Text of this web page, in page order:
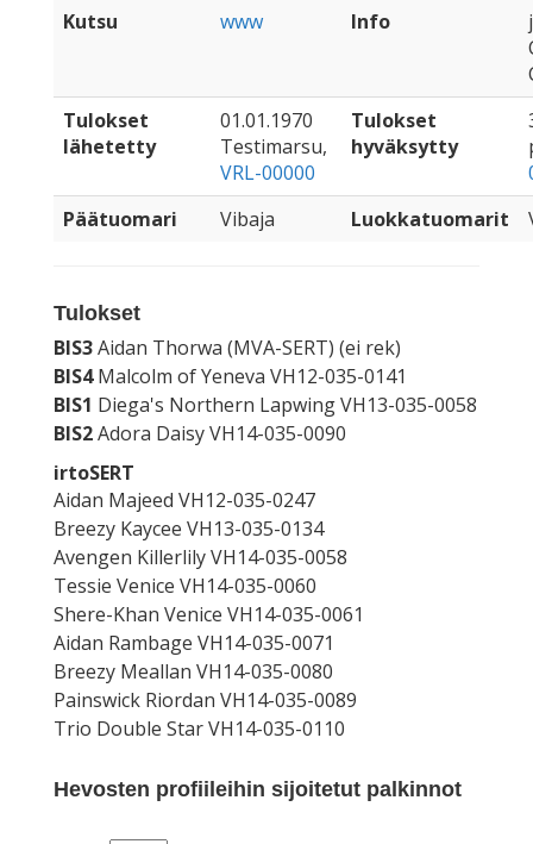
Kutsu www Info
Tulokset
lähetetty
01.01.1970
Testimarsu,
VRL-00000
Tulokset
hyväksytty
Päätuomari
Vibaja Luokkatuomarit
Tulokset
BIS3Aidan Thorwa (MVA-SERT) (ei rek)
BIS4Malcolm of Yeneva VH12-035-0141
BIS1 Diega's Northern Lapwing VH13-035-0058
BIS2Adora Daisy VH14-035-0090
irtoSERT
Aidan Majeed VH12-035-0247
Breezy Kaycee VH13-035-0134
Avengen Killerlily VH14-035-0058
Tessie Venice VH14-035-0060
Shere-Khan Venice VH14-035-0061
Aidan Rambage VH14-035-0071
Breezy Meallan VH14-035-0080
Painswick Riordan VH14-035-0089
Trio Double Star VH14-035-0110
Hevosten profiileihin sijoitetut palkinnot